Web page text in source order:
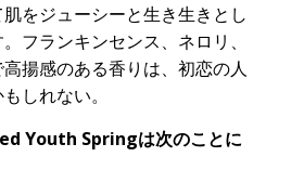
をジューシーと生き生きとし
フランキンセンス、ネロリ、
揚感のある香りは、初恋の人
しれない。
Youth Springは次のことに